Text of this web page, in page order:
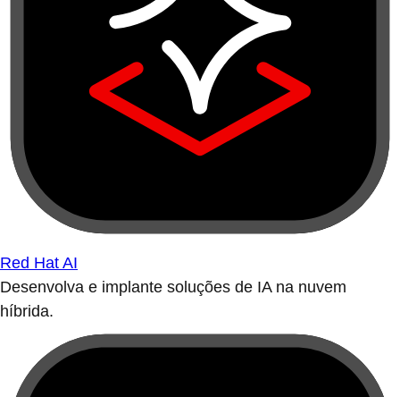
Red Hat AI
Desenvolva e implante soluções de IA na nuvem
híbrida.